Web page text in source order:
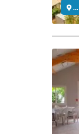
...